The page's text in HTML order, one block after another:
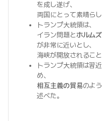
を成し遂げ、
両国にとって素晴ら
トランプ大統領は、
イラン問題とホルム
が非常に近いとし、
海峡が開放されるこ
トランプ大統領は習
め、
相互主義の貿易のよ
述べた。